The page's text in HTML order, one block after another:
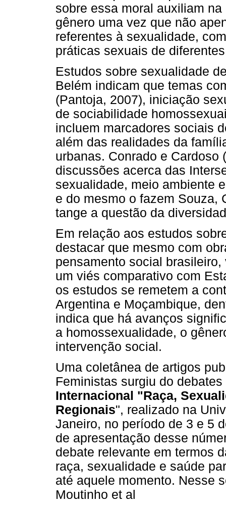
sobre essa moral auxiliam
gênero uma vez que não
referentes à sexualidade,
práticas sexuais de
Estudos sobre sexualidade
Belém indicam que temas
(Pantoja, 2007), iniciação
de sociabilidade
incluem marcadores sociais
além das realidades da
urbanas. Conrado e
discussões acerca das
sexualidade, meio ambiente
e do mesmo o fazem Souza,
tange a questão da
Em relação aos estudos
destacar que mesmo com
pensamento social
um viés comparativo com
os estudos se remetem a
Argentina e Moçambique,
indica que há avanços
a homossexualidade, o
intervenção social.
Uma coletânea de artigos
Feministas surgiu do
Internacional "Raça,
Regionais", realizado na
Janeiro, no período de 3 e 5
de apresentação desse
debate relevante em termos
raça, sexualidade e saúde
até aquele momento. Nesse
Moutinho et al